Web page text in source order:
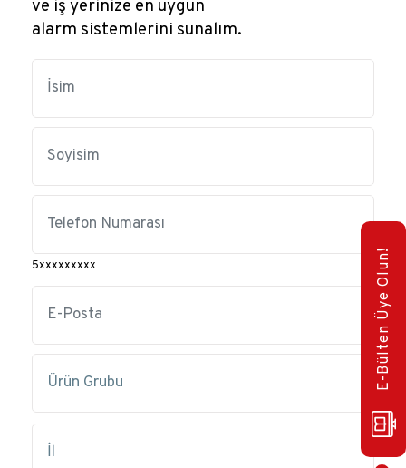
ve iş yerinize en uygun
alarm sistemlerini sunalım.
5xxxxxxxxx E-Bülten Üye Olun!